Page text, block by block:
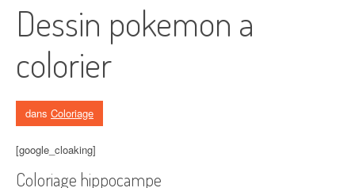
Dessin pokemon a
colorier
dans Coloriage
[google_cloaking]
Coloriage hippocampe